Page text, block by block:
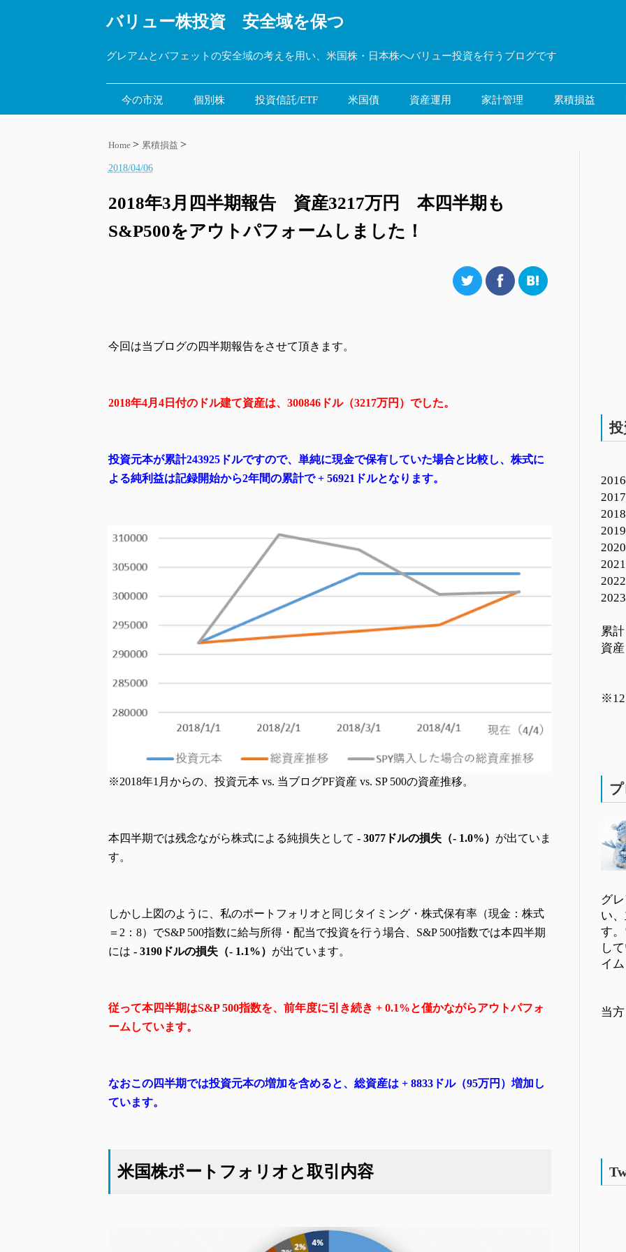
バリュー株投資 安全域を保つ
グレアムとバフェットの安全域の考えを用い、米国株・日本株へバリュー投資を行うブログです
今の市況 個別株 投資信託/ETF 米国債 資産運用 家計管理 累積損益
Home 累積損益
2018/04/06
2018年3月四半期報告 資産3217万円 本四半期も
S&P500をアウトパフォームしました！
今回は当ブログの四半期報告をさせて頂きます。
2018年4月4日付のドル建て資産は、300846ドル（3217万円）でした。
投資元本が累計243925ドルですので、単純に現金で保有していた場合と比較し、株式に
よる純利益は記録開始から2年間の累計で + 56921ドルとなります。
※2018年1月からの、投資元本 vs. 当ブログPF資産 vs. SP 500の資産推移。
本四半期では残念ながら株式による純損失として - 3077ドルの損失（- 1.0%） が出ていま
す。
しかし上図のように、私のポートフォリオと同じタイミング・株式保有率（現金：株式
＝2：8）でS&P 500指数に給与所得・配当で投資を行う場合、S&P 500指数では本四半期
には - 3190ドルの損失（- 1.1%） が出ています。
従って本四半期はS&P 500指数を、 前年度に引き続き + 0.1%と僅かながらアウトパフォ
ームしています。
なおこの四半期では投資元本の増加を含めると、総資産は + 8833ドル（95万円）増加し
ています。
米国株ポートフォリオと取引内容
投
累
資
※12
グ
い
す
し
イ
当